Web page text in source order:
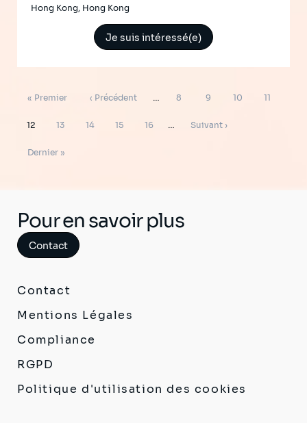
Hong Kong, Hong Kong
Je suis intéressé(e)
Pagination
Première
« Premier
Page
‹ Précédent … Page
8 Page
9 Page
10 Page
11
Page
12 Page
13 Page
14 Page
15 Page
16 …
Page
Suivant ›
Dernière
Dernier »
Pour en savoir plus
Contact
Contact
Mentions Légales
Compliance
RGPD
Politique d'utilisation des cookies